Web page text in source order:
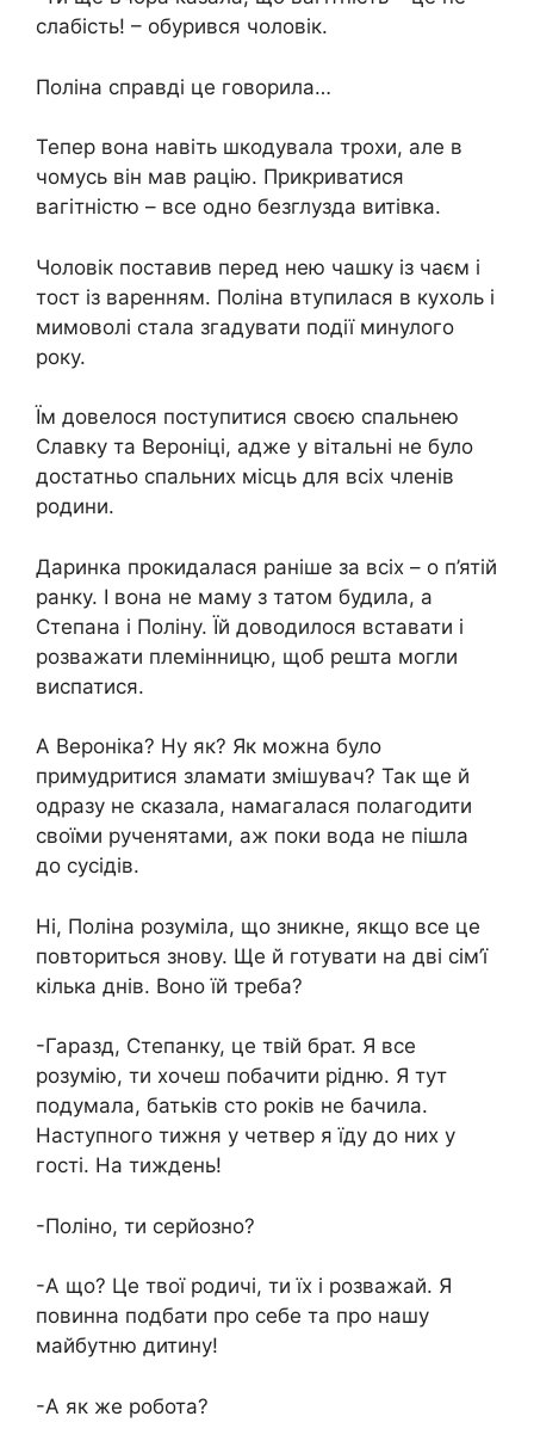
слабість! – обурився чоловік.
Поліна справді це говорила…
Тепер вона навіть шкодувала трохи, але в
чомусь він мав рацію. Прикриватися
вагітністю – все одно безглузда витівка.
Чоловік поставив перед нею чашку із чаєм і
тост із варенням. Поліна втупилася в кухоль і
мимоволі стала згадувати події минулого
року.
Їм довелося поступитися своєю спальнею
Славку та Вероніці, адже у вітальні не було
достатньо спальних місць для всіх членів
родини.
Даринка прокидалася раніше за всіх – о п’ятій
ранку. І вона не маму з татом будила, а
Степана і Поліну. Їй доводилося вставати і
розважати племінницю, щоб решта могли
виспатися.
А Вероніка? Ну як? Як можна було
примудритися зламати змішувач? Так ще й
одразу не сказала, намагалася полагодити
своїми рученятами, аж поки вода не пішла
до сусідів.
Ні, Поліна розуміла, що зникне, якщо все це
повториться знову. Ще й готувати на дві сім’ї
кілька днів. Воно їй треба?
-Гаразд, Степанку, це твій брат. Я все
розумію, ти хочеш побачити рідню. Я тут
подумала, батьків сто років не бачила.
Наступного тижня у четвер я їду до них у
гості. На тиждень!
-Поліно, ти серйозно?
-А що? Це твої родичі, ти їх і розважай. Я
повинна подбати про себе та про нашу
майбутню дитину!
-А як же робота?